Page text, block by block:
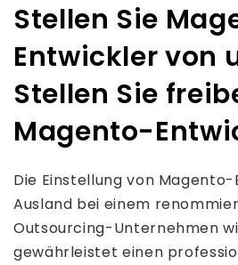
Stellen Sie
Entwickler von
Stellen Sie
Magento-
Die Einstellung von
Ausland bei einem
Outsourcing-Unternehmen
gewährleistet einen